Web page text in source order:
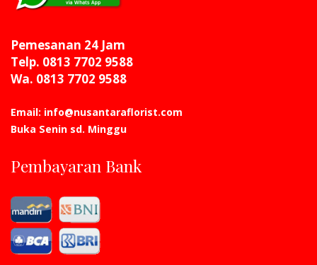
Pemesanan 24 Jam
Telp. 0813 7702 9588
Wa. 0813 7702 9588
Email: info@nusantaraflorist.com
Buka Senin sd. Minggu
Pembayaran Bank